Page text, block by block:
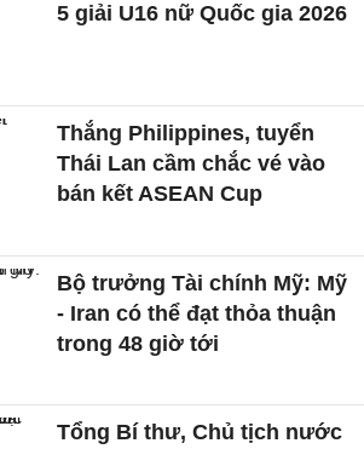
5 giải U16 nữ Quốc gia 2026
Thắng Philippines, tuyển
Thái Lan cầm chắc vé vào
bán kết ASEAN Cup
Bộ trưởng Tài chính Mỹ: Mỹ
- Iran có thể đạt thỏa thuận
trong 48 giờ tới
Tổng Bí thư, Chủ tịch nước